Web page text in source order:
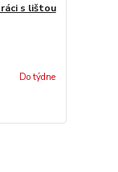
s lištou
Do týdne